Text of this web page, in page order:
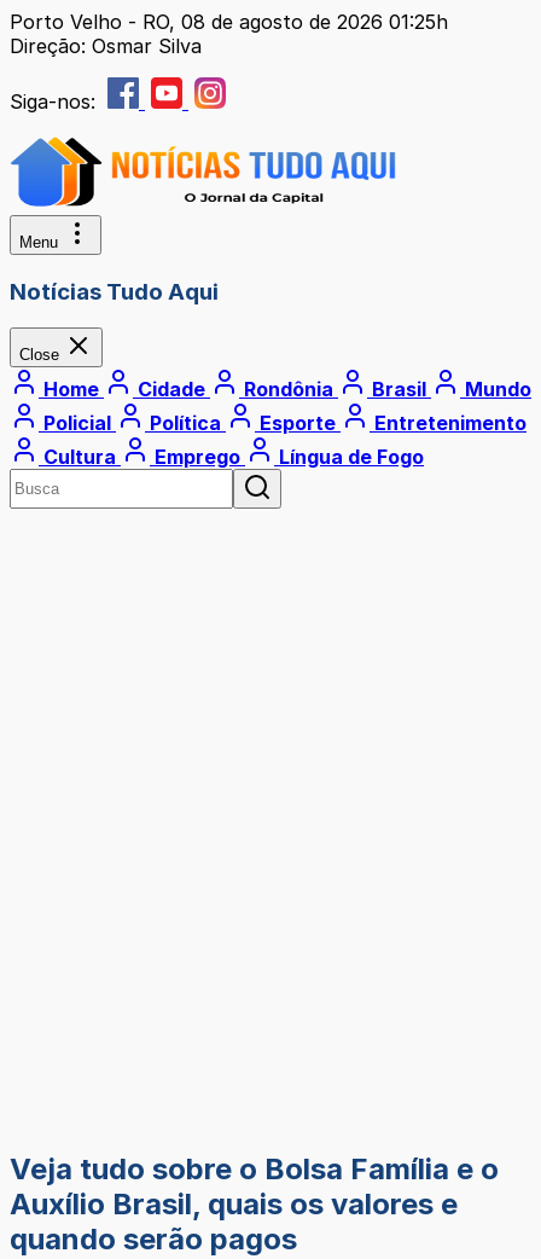
Porto Velho - RO, 08 de agosto de 2026 01:25h
Direção: Osmar Silva
Siga-nos:
Menu
Notícias Tudo Aqui
Close
Home Cidade Rondônia Brasil
Mundo
Policial
Política Esporte
Entretenimento
Cultura
Emprego Língua de Fogo
Veja tudo sobre o Bolsa Família e o
Auxílio Brasil, quais os valores e
quando serão pagos